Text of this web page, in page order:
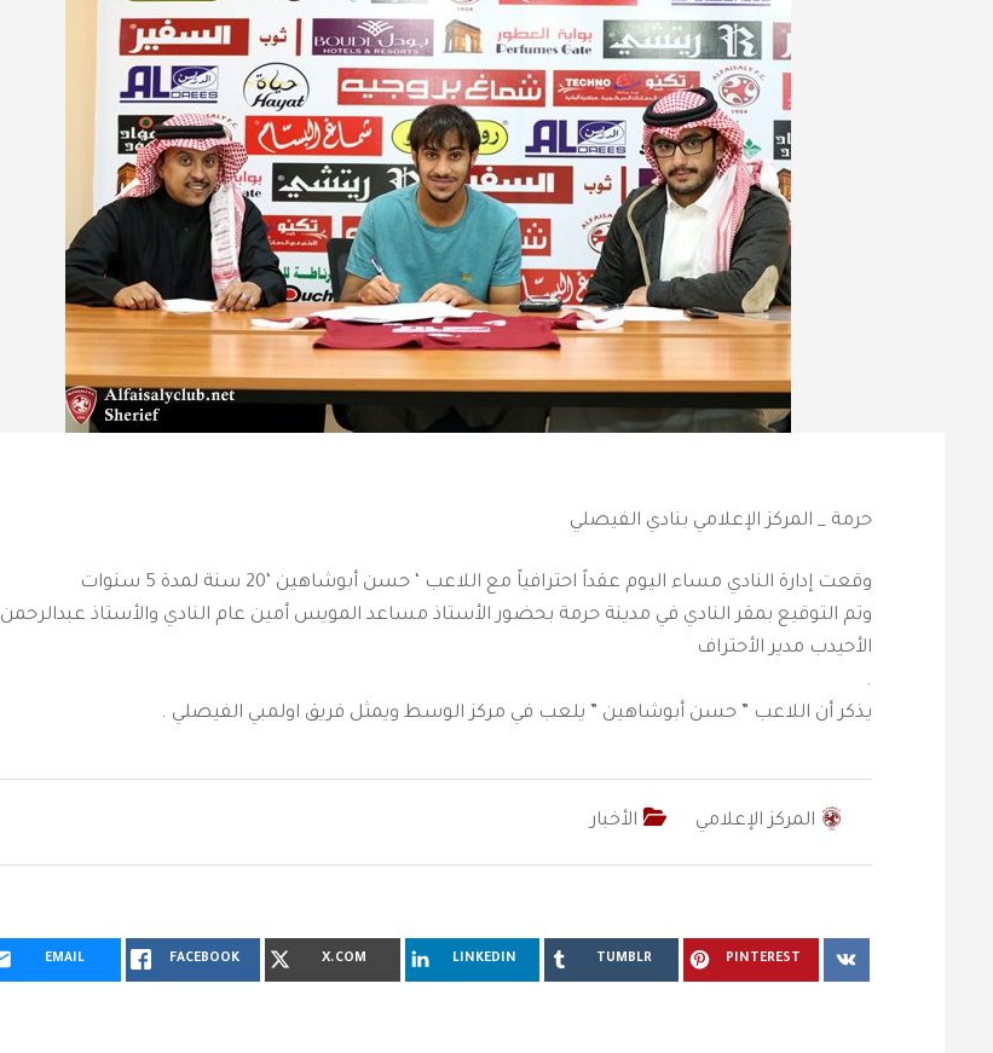
حرمة _ المركز الإعلامي بنادي الفيصلي
وقعت إدارة النادي مساء اليوم عقداً احترافياً مع اللاعب ‘ حسن أبوشاهين ‘20 سنة لمدة 5 سنوات
وتم التوقيع بمقر النادي في مدينة حرمة بحضور الأستاذ مساعد المويس أمين عام النادي والأستاذ عبدالرحمن
الأحيدب مدير الأحتراف
.
يذكر أن اللاعب ” حسن أبوشاهين ” يلعب في مركز الوسط ويمثل فريق اولمبي الفيصلي .
المركز الإعلامي الأخبار
EMAIL FACEBOOK X.COM LINKEDIN TUMBLR PINTEREST